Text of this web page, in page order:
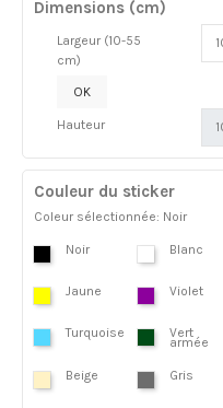
Dimensions (cm)
Largeur (10-55
cm)
OK
Hauteur
Couleur du sticker
Coleur sélectionnée: Noir
Noir Blanc
Jaune Violet
Turquoise Vert
armée
Beige Gris